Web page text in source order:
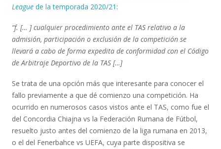
League de la temporada 2020/21 :
“f. [… ] cualquier procedimiento ante el TAS relativo a la
admisión, participación o exclusión de la competición se
llevará a cabo de forma expedita de conformidad con el Código
de Arbitraje Deportivo de la TAS […]
Se trata de una opción más que interesante para conocer el
fallo previamente a que dé comienzo una competición. Ha
ocurrido en numerosos casos vistos ante el TAS, como fue el
del Concordia Chiajna vs la Federación Rumana de Fútbol,
resuelto justo antes del comienzo de la liga rumana en 2013,
o el del Fenerbahce vs UEFA, cuya parte dispositiva se